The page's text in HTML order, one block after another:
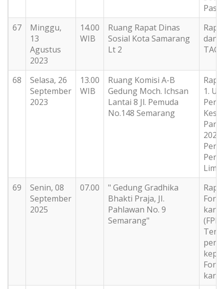
67
Minggu,
13
Agustus
2023
14.00
WIB
Ruang Rapat Dinas
Sosial Kota Samarang
Lt 2
dan
68
Selasa, 26
September
2023
13.00
WIB
Ruang Komisi A-B
Gedung Moch. Ichsan
Lantai 8 Jl. Pemuda
No.148 Semarang
1.
Lima
69
Senin, 08
September
2025
07.00
" Gedung Gradhika
Bhakti Praja, JI.
Pahlawan No. 9
Semarang"